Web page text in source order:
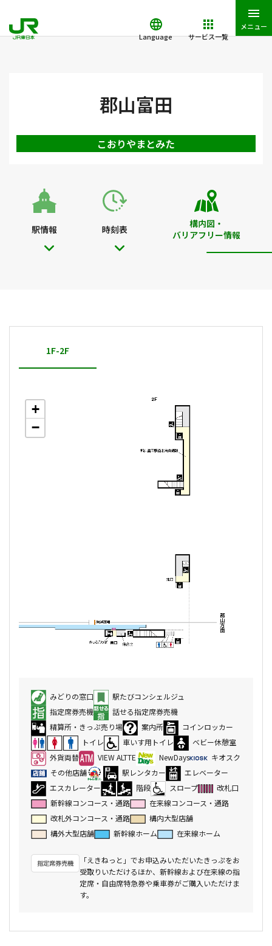
Language サービス一覧
メニュー
郡山富田
こおりやまとみた
駅情報 時刻表
構内図・
バリアフリー情報
1F-2F
+
−
みどりの窓口
駅たびコンシェルジュ
指定席券売機
話せる指定席券売機
精算所・きっぷ売り場
案内所
コインロッカー
トイレ
車いす用トイレ
ベビー休憩室
外貨両替
VIEW ALTTE NewDays
キオスク
その他店舗
駅レンタカー
エレベーター
エスカレーター
階段 スロープ
改札口
新幹線コンコース・通路
在来線コンコース・通路
改札外コンコース・通路
構内大型店舗
構外大型店舗
新幹線ホーム 在来線ホーム
「えきねっと」でお申込みいただいたきっぷをお
受取りいただけるほか、新幹線および在来線の指
定席・自由席特急券や乗車券がご購入いただけま
す。